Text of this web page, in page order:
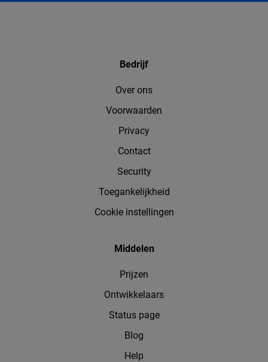
Bedrijf
Over ons
Voorwaarden
Privacy
Contact
Security
Toegankelijkheid
Cookie instellingen
Middelen
Prijzen
Ontwikkelaars
Status page
Blog
Help